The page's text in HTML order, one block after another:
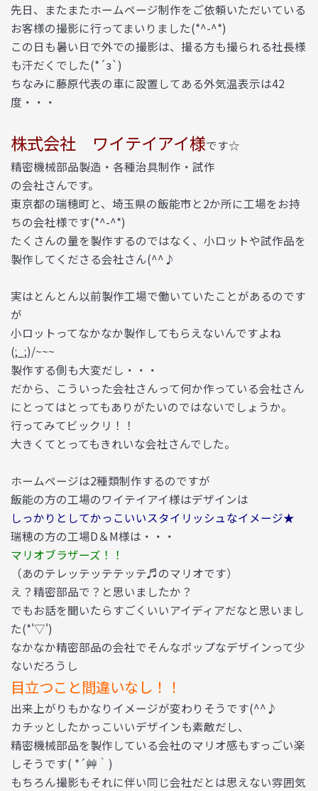
先日、またまたホームページ制作をご依頼いただいている
お客様の撮影に行ってまいりました(*^-^*)
この日も暑い日で外での撮影は、撮る方も撮られる社長様
も汗だくでした(*´з`)
ちなみに藤原代表の車に設置してある外気温表示は42
度・・・
株式会社 ワイテイアイ様です☆
精密機械部品製造・各種治具制作・試作
の会社さんです。
東京都の瑞穂町と、埼玉県の飯能市と2か所に工場をお持
ちの会社様です(*^-^*)
たくさんの量を製作するのではなく、小ロットや試作品を
製作してくださる会社さん(^^♪
実はとんとん以前製作工場で働いていたことがあるのです
が
小ロットってなかなか製作してもらえないんですよね
(;_;)/~~~
製作する側も大変だし・・・
だから、こういった会社さんって何か作っている会社さん
にとってはとってもありがたいのではないでしょうか。
行ってみてビックリ！！
大きくてとってもきれいな会社さんでした。
ホームページは2種類制作するのですが
飯能の方の工場のワイテイアイ様はデザインは
しっかりとしてかっこいいスタイリッシュなイメージ★
瑞穂の方の工場D＆M様は・・・
マリオブラザーズ！！
（あのテレッテッテテッテ♬のマリオです）
え？精密部品で？と思いましたか？
でもお話を聞いたらすごくいいアイディアだなと思いまし
た(*'▽')
なかなか精密部品の会社でそんなポップなデザインって少
ないだろうし
目立つこと間違いなし！！
出来上がりもかなりイメージが変わりそうです(^^♪
カチッとしたかっこいいデザインも素敵だし、
精密機械部品を製作している会社のマリオ感もすっごい楽
しそうです( *´艸｀)
もちろん撮影もそれに伴い同じ会社だとは思えない雰囲気